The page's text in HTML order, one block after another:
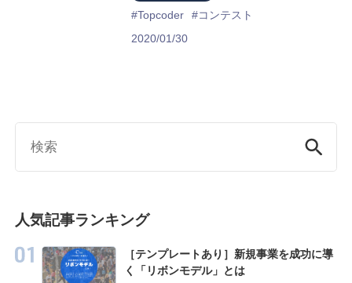
Blog
Company Information
#Topcoder
#コンテスト
2020/01/30
人気記事ランキング
［テンプレートあり］新規事業を成功に導
く「リボンモデル」とは